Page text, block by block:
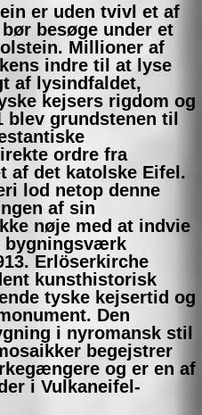
er uden tvivl et af
besøge under et
Millioner af
indre til at lyse
af lysindfaldet,
kejsers rigdom og
blev grundstenen til
ordre fra
af det katolske Eifel.
lod netop denne
af sin
nøje med at indvie
bygningsværk
Erlöserkirche
kunsthistorisk
tyske kejsertid og
Den
i nyromansk stil
begejstrer
og er en af
i Vulkaneifel-